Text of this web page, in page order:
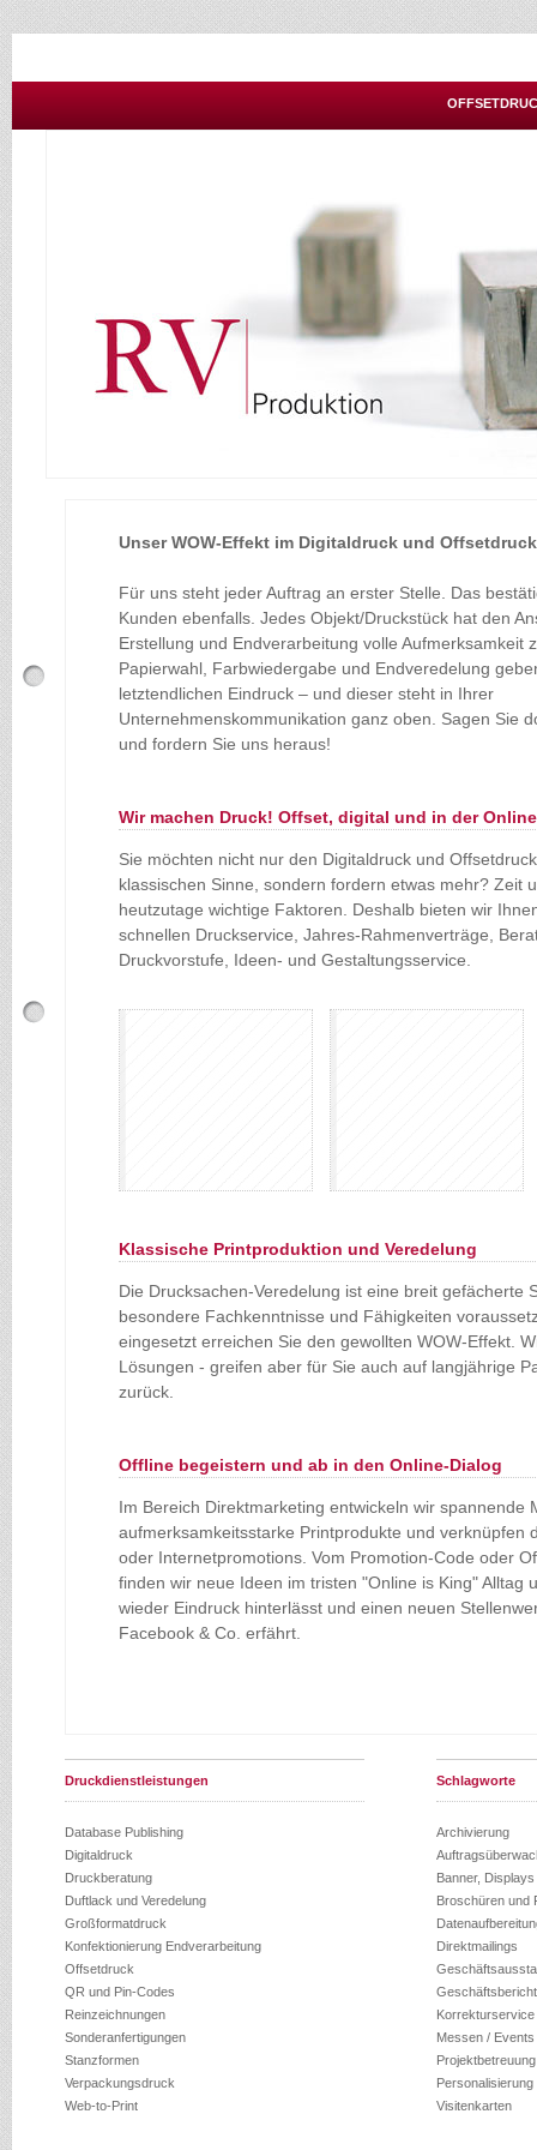
Unser WOW-Effekt im Digitaldruck und Offsetdruck
Für uns steht jeder Auftrag an erster Stelle. Das
Kunden ebenfalls. Jedes Objekt/Druckstück hat den
Erstellung und Endverarbeitung volle Aufmerksamkeit
Papierwahl, Farbwiedergabe und Endveredelung
letztendlichen Eindruck – und dieser steht in Ihrer
Unternehmenskommunikation ganz oben. Sagen Sie
und fordern Sie uns heraus!
Wir machen Druck! Offset, digital und in der
Sie möchten nicht nur den Digitaldruck und
klassischen Sinne, sondern fordern etwas mehr? Zeit
heutzutage wichtige Faktoren. Deshalb bieten wir
schnellen Druckservice, Jahres-Rahmenverträge,
Druckvorstufe, Ideen- und Gestaltungsservice.
Klassische Printproduktion und Veredelung
Die Drucksachen-Veredelung ist eine breit gefächerte
besondere Fachkenntnisse und Fähigkeiten
eingesetzt erreichen Sie den gewollten WOW-Effekt.
Lösungen - greifen aber für Sie auch auf langjährige
zurück.
Offline begeistern und ab in den Online-Dialog
Im Bereich Direktmarketing entwickeln wir spannende
aufmerksamkeitsstarke Printprodukte und verknüpfen
oder Internetpromotions. Vom Promotion-Code oder
finden wir neue Ideen im tristen "Online is King" Alltag
wieder Eindruck hinterlässt und einen neuen
Facebook & Co. erfährt.
Druckdienstleistungen
Database Publishing
Digitaldruck
Druckberatung
Duftlack und Veredelung
Großformatdruck
Konfektionierung Endverarbeitung
Offsetdruck
QR und Pin-Codes
Reinzeichnungen
Sonderanfertigungen
Stanzformen
Verpackungsdruck
Web-to-Print
Schlagworte
Archivierung
Banner,
Broschüren und
Direktmailings
Korrekturservice
Messen / Events
Projektbetreuung
Personalisierung
Visitenkarten